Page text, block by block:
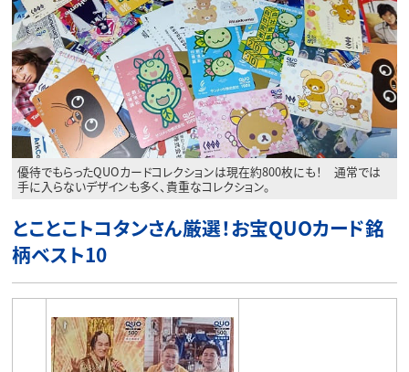
優待でもらったQUOカードコレクションは現在約800枚にも！ 通常では
手に入らないデザインも多く、貴重なコレクション。
とことこトコタンさん厳選！お宝QUOカード銘
柄ベスト10